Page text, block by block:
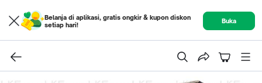
Belanja di aplikasi, gratis ongkir & kupon diskon
setiap hari!
Buka